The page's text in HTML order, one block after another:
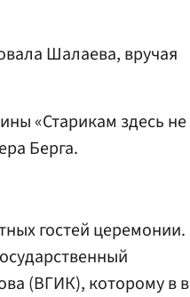
Шалаева, вручая
«Старикам здесь не
Берга.
гостей церемонии.
(ВГИК), которому в в